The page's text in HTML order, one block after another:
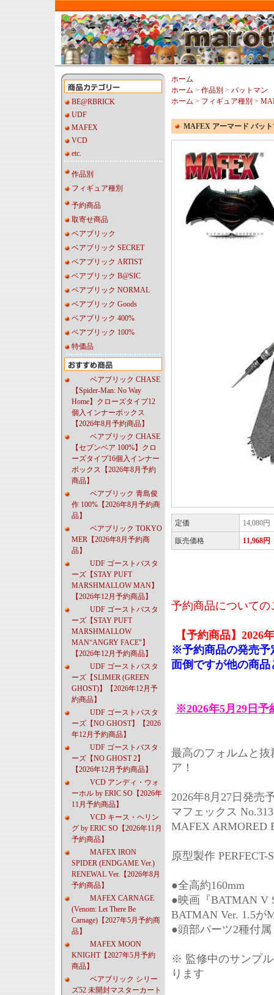
BE@RBRICK
UDF
MAFEX
VCD
etc.
作品別
フィギュア種別
予約商品
取寄せ商品
ベアブリック
ベアブリック SECRET
ベアブリック ARTIST
ベアブリック B@SIC
ベアブリック NORMAL
ベアブリック Goods
ベアブリック 400%
ベアブリック 100%
特価品
ベアブリック CHASE
【Spider-Man: No Way
Home】クローズタイプ12
個入インナーボックス
【2026年8月予約商品】
ベアブリック CHASE
【セブンベア 100%】クロ
ーズタイプ16個入インナー
ボックス【2026年8月予約
商品】
ベアブリック 青島俊
作 100%【2026年8月予約商
品】
ベアブリック TOKYO
MER【2026年8月予約商
品】
UDF ゴーストバスタ
ーズ【STAY PUFT
MARSHMALLOW MAN】
【2026年12月予約商品】
UDF ゴーストバスタ
ーズ【STAY PUFT
MARSHMALLOW
MAN“ANGRY FACE"】
【2026年12月予約商品】
UDF ゴーストバスタ
ーズ【SLIMER (GREEN
GHOST)】【2026年12月予
約商品】
UDF ゴーストバスタ
ーズ【NO GHOST】【2026
年12月予約商品】
UDF ゴーストバスタ
ーズ【NO GHOST 2】
【2026年12月予約商品】
VCD アンディ・ウォ
ーホル by ERIC SO【2026年
11月予約商品】
VCD キース・ヘリン
グ by ERIC SO【2026年11月
予約商品】
MAFEX IRON
SPIDER (ENDGAME Ver.)
RENEWAL Ver.【2026年8月
予約商品】
MAFEX CARNAGE
(Venom: Let There Be
Carnage)【2027年5月予約商
品】
MAFEX MOON
KNIGHT【2027年5月予約
商品】
ベアブリック シリー
ズ52 未開封マスターカート
ホーム
ホーム > 作品別 > バットマン
ホーム > フィギュア種別 >
MAFEX アーマード バット
定価 14,080円
販売価格 11,968円
予約商品についての
【予約商品】
※予約商品の発売予
面倒ですが他の商
※2026年5月29日
最高のフォルムと
ア！
2026年8月27日発売
マフェックス No.313
MAFEX ARMORED
原型製作 PERFECT-
●全高約160mm
●映画『BATMAN V
BATMAN Ver. 1.5が
●頭部パーツ2種付
※ 監修中のサンプ
ります